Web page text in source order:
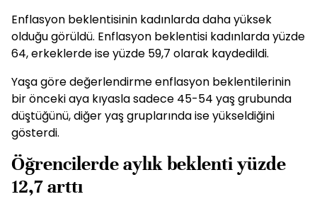
Enflasyon beklentisinin kadınlarda daha yüksek
olduğu görüldü. Enflasyon beklentisi kadınlarda yüzde
64, erkeklerde ise yüzde 59,7 olarak kaydedildi.
Yaşa göre değerlendirme enflasyon beklentilerinin
bir önceki aya kıyasla sadece 45-54 yaş grubunda
düştüğünü, diğer yaş gruplarında ise yükseldiğini
gösterdi.
Öğrencilerde aylık beklenti yüzde
12,7 arttı